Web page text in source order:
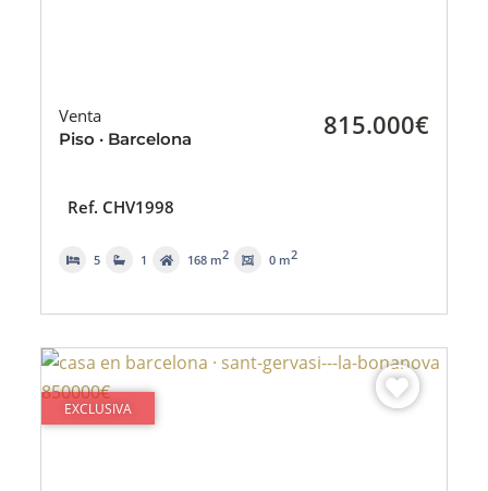
Venta
Piso · Barcelona 815.000€
Ref. CHV1998
5 1 168 m2 0 m2
EXCLUSIVA